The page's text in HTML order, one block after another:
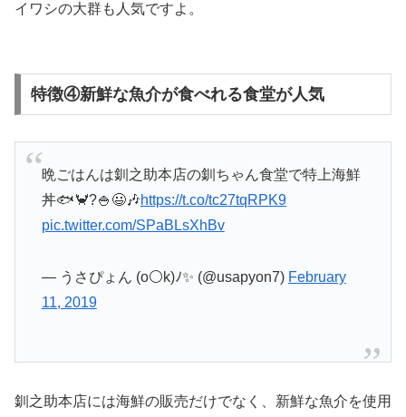
イワシの大群も人気ですよ。
特徴④新鮮な魚介が食べれる食堂が人気
晩ごはんは釧之助本店の釧ちゃん食堂で特上海鮮
丼🐟🦀?🍚😃🎶https://t.co/tc27tqRPK9
pic.twitter.com/SPaBLsXhBv
— うさぴょん (o⚪k)ﾉ✨ (@usapyon7) February
11, 2019
釧之助本店には海鮮の販売だけでなく、新鮮な魚介を使用